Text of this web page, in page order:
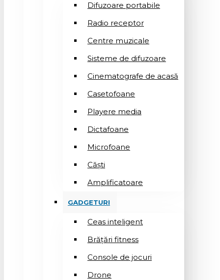
Difuzoare portabile
Radio receptor
Centre muzicale
Sisteme de difuzoare
Cinematografe de acasă
Casetofoane
Playere media
Dictafoane
Microfoane
Căşti
Amplificatoare
GADGETURI
Ceas inteligent
Brățări fitness
Console de jocuri
Drone